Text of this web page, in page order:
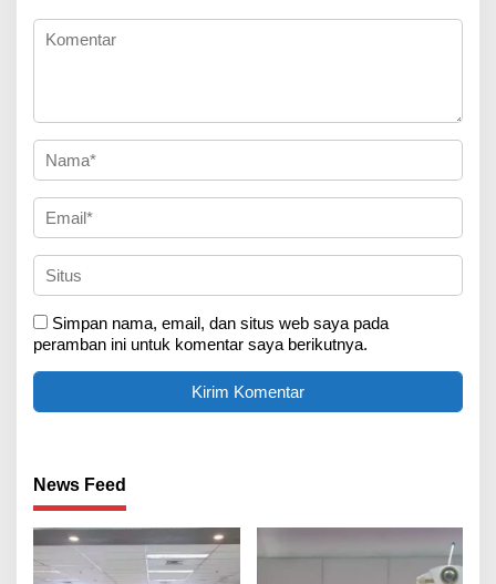
Simpan nama, email, dan situs web saya pada
peramban ini untuk komentar saya berikutnya.
News Feed